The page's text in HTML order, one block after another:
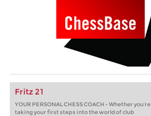
Fritz 21
YOUR PERSONAL CHESS COACH - Whether you’re
taking your first steps into the world of club